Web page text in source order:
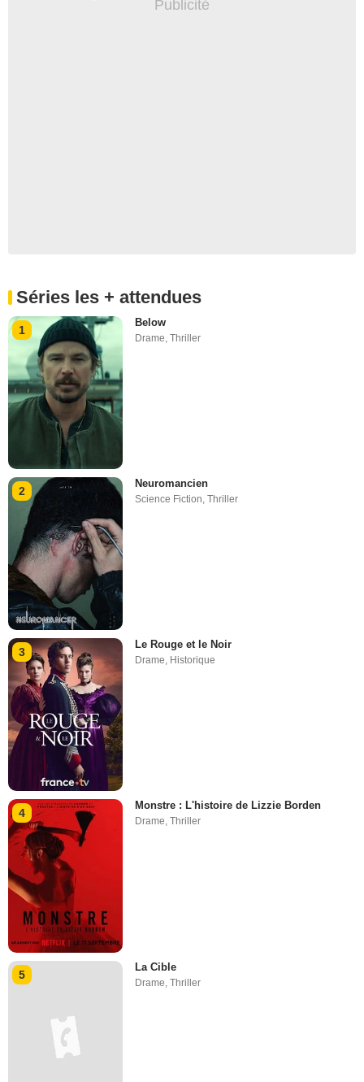
Séries les + attendues
1
Below
Drame ,Thriller
2
Neuromancien
Science Fiction,Thriller
3
Le Rouge et le Noir
Drame, Historique
4
Monstre : L'histoire de Lizzie Borden
Drame,Thriller
5
La Cible
Drame ,Thriller